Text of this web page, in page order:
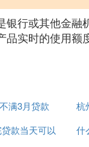
行或其他金融
实时的使用额
满3月贷款
杭
款当天可以
什